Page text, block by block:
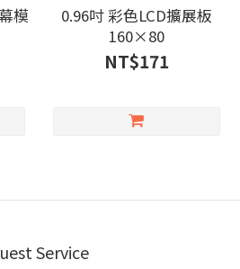
模
0.96吋 彩色LCD擴展板
160×80
NT$171
Service